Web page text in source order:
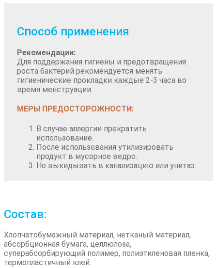
Способ применения
Рекомендации:
Для поддержания гигиены и предотвращения
роста бактерий рекомендуется менять
гигиенические прокладки каждые 2-3 часа во
время менструации.
МЕРЫ ПРЕДОСТОРОЖНОСТИ:
В случае аллергии прекратить
использование.
После использования утилизировать
продукт в мусорное ведро.
Не выкидывать в канализацию или унитаз.
Состав:
Хлопчатобумажный материал, нетканый материал,
абсорбционная бумага, целлюлоза,
суперабсорбирующий полимер, полиэтиленовая пленка,
термопластичный клей.